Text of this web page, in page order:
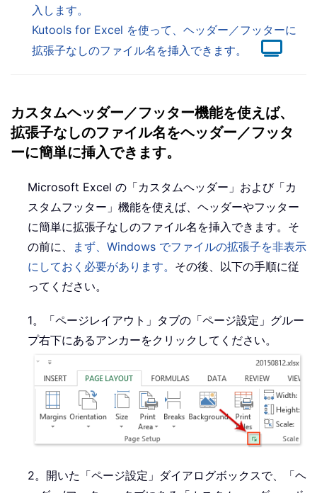
入します。
Kutools for Excel を使って、ヘッダー／フッターに
拡張子なしのファイル名を挿入できます。
カスタムヘッダー／フッター機能を使えば、
拡張子なしのファイル名をヘッダー／フッタ
ーに簡単に挿入できます。
Microsoft Excel の「カスタムヘッダー」および「カ
スタムフッター」機能を使えば、ヘッダーやフッター
に簡単に拡張子なしのファイル名を挿入できます。そ
の前に、
まず、Windows でファイルの拡張子を非表示
にしておく必要があります。 その後、以下の手順に従
ってください。
1。「ページレイアウト」タブの「ページ設定」グルー
プ右下にあるアンカーをクリックしてください。
2。開いた「ページ設定」ダイアログボックスで、「ヘ